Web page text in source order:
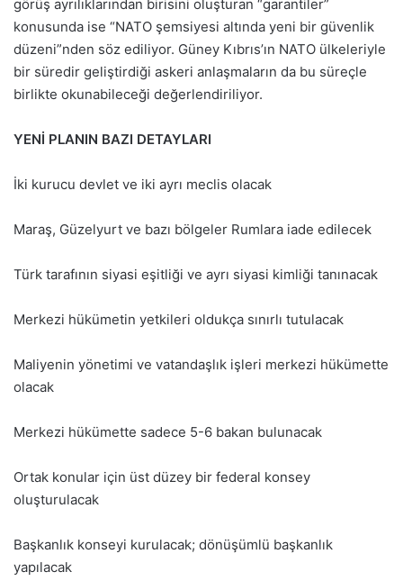
görüş ayrılıklarından birisini oluşturan “garantiler”
konusunda ise “NATO şemsiyesi altında yeni bir güvenlik
düzeni”nden söz ediliyor. Güney Kıbrıs’ın NATO ülkeleriyle
bir süredir geliştirdiği askeri anlaşmaların da bu süreçle
birlikte okunabileceği değerlendiriliyor.
YENİ PLANIN BAZI DETAYLARI
İki kurucu devlet ve iki ayrı meclis olacak
Maraş, Güzelyurt ve bazı bölgeler Rumlara iade edilecek
Türk tarafının siyasi eşitliği ve ayrı siyasi kimliği tanınacak
Merkezi hükümetin yetkileri oldukça sınırlı tutulacak
Maliyenin yönetimi ve vatandaşlık işleri merkezi hükümette
olacak
Merkezi hükümette sadece 5-6 bakan bulunacak
Ortak konular için üst düzey bir federal konsey
oluşturulacak
Başkanlık konseyi kurulacak; dönüşümlü başkanlık
yapılacak